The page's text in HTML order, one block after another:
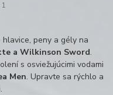
1
peny a gély na
a Wilkinson Sword.
s osviežujúcimi vodami
Men. Upravte sa rýchlo a